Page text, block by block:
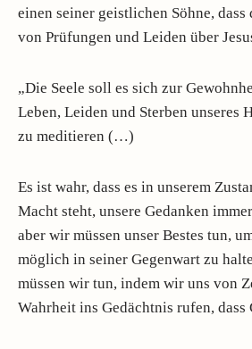
einen seiner geistlichen Söhne, dass
von Prüfungen und Leiden über
„Die Seele soll es sich zur
Leben, Leiden und Sterben unseres
zu meditieren (…)
Es ist wahr, dass es in unserem
Macht steht, unsere Gedanken
aber wir müssen unser Bestes tun,
möglich in seiner Gegenwart zu
müssen wir tun, indem wir uns von
Wahrheit ins Gedächtnis rufen, dass